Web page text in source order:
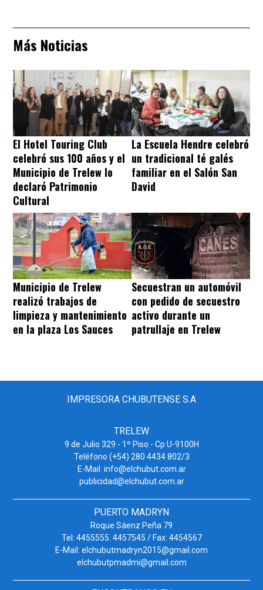
Más Noticias
El Hotel Touring Club
celebró sus 100 años y el
Municipio de Trelew lo
declaró Patrimonio
Cultural
La Escuela Hendre celebró
un tradicional té galés
familiar en el Salón San
David
Municipio de Trelew
realizó trabajos de
limpieza y mantenimiento
en la plaza Los Sauces
Secuestran un automóvil
con pedido de secuestro
activo durante un
patrullaje en Trelew
IMPRESORA CHUBUTENSE S.A
TRELEW
9 de Julio 329 - 1º Piso - Cp U-9100H
Teléfono (+54) 280 4434 802/3
E-Mail: info@elchubut.com.ar
publicidad@elchubut.com.ar
PUERTO MADRYN
Roque Sáenz Peña 79
Tel: 4455555. 4457545 / Fax: 4454567
E-Mail: elchubutmadryn2015@gmail.com
elchubutpmadmi@gmail.com